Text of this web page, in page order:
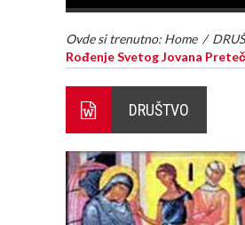
Ovde si trenutno: Home /
Rođenje Svetog Jovana
DRUŠTVO